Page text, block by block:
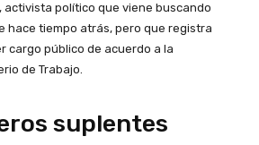
activista político que viene buscando
hace tiempo atrás, pero que registra
cargo público de acuerdo a la
de Trabajo.
suplentes